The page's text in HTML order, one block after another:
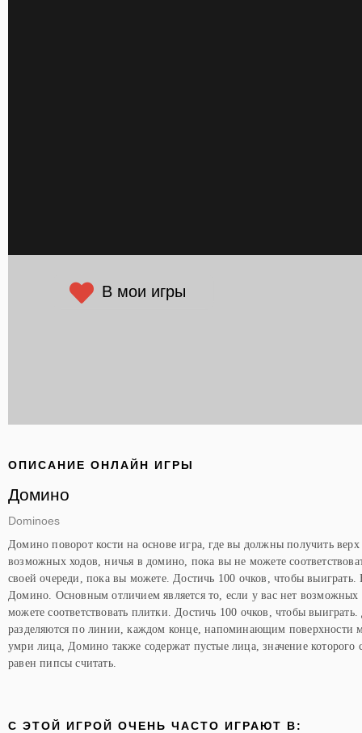
В мои игры
ОПИСАНИЕ ОНЛАЙН ИГРЫ
Домино
Dominoes
Домино поворот кости на основе игра, где вы должны получить
возможных ходов, ничья в домино, пока вы не можете
своей очереди, пока вы можете. Достичь 100 очков, чтобы
Домино. Основным отличием является то, если у вас нет
можете соответствовать плитки. Достичь 100 очков, чтобы
разделяются по линии, каждом конце, напоминающим поверхности
умри лица, Домино также содержат пустые лица, значение
равен пипсы считать.
C ЭТОЙ ИГРОЙ ОЧЕНЬ ЧАСТО ИГРАЮТ В: